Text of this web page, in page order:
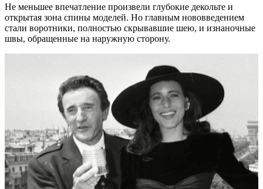
Не меньшее впечатление произвели глубокие декольте и
открытая зона спины моделей. Но главным нововведением
стали воротники, полностью скрывавшие шею, и изнаночные
швы, обращенные на наружную сторону.